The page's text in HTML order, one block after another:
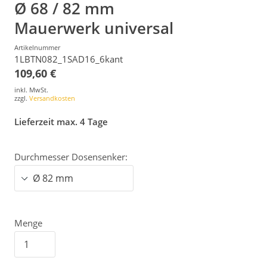
Ø 68 / 82 mm
Mauerwerk universal
Artikelnummer
1LBTN082_1SAD16_6kant
109,60 €
inkl. MwSt.
zzgl. Versandkosten
Lieferzeit max. 4 Tage
Durchmesser Dosensenker:
Menge